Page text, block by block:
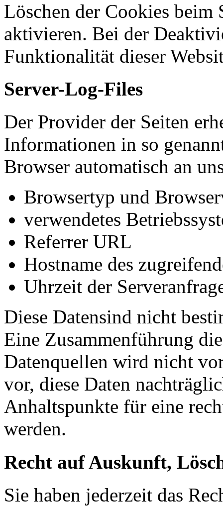
Löschen der Cookies beim
aktivieren. Bei der
Funktionalität dieser
Server-Log-Files
Der Provider der Seiten
Informationen in so
Browser automatisch an
Browsertyp und
verwendetes
Referrer URL
Hostname des
Uhrzeit der
Diese Datensind nicht
Eine Zusammenführung
Datenquellen wird nicht
vor, diese Daten
Anhaltspunkte für eine
werden.
Recht auf Auskunft,
Sie haben jederzeit das